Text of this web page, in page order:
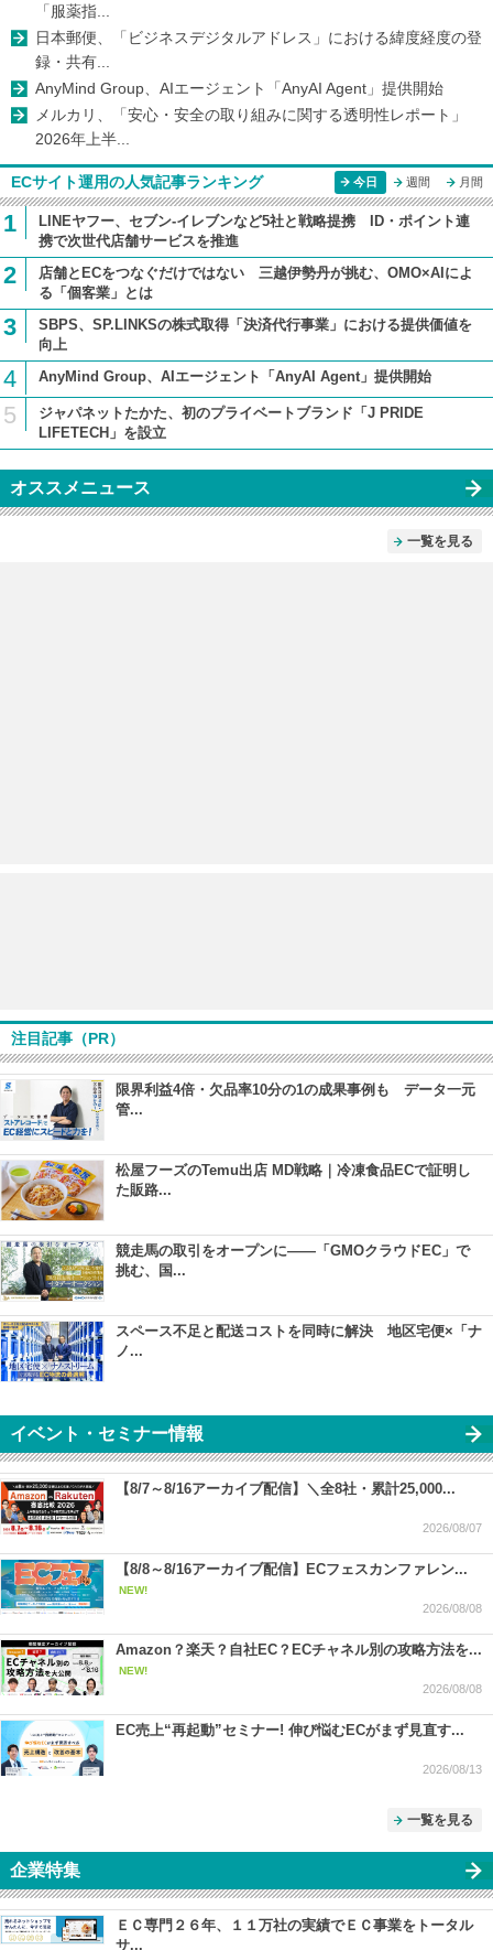
「服薬指...
日本郵便、「ビジネスデジタルアドレス」における緯度経度の登
録・共有...
AnyMind Group、AIエージェント「AnyAI Agent」提供開始
メルカリ、「安心・安全の取り組みに関する透明性レポート」
2026年上半...
ECサイト運用の人気記事ランキング 今日 週間 月間
1
LINEヤフー、セブン-イレブンなど5社と戦略提携 ID・ポイント連
携で次世代店舗サービスを推進
2
店舗とECをつなぐだけではない 三越伊勢丹が挑む、OMO×AIによ
る「個客業」とは
3
SBPS、SP.LINKSの株式取得「決済代行事業」における提供価値を
向上
4 AnyMind Group、AIエージェント「AnyAI Agent」提供開始
5
ジャパネットたかた、初のプライベートブランド「J PRIDE
LIFETECH」を設立
オススメニュース
一覧を見る
注目記事（PR）
限界利益4倍・欠品率10分の1の成果事例も データ一元
管...
松屋フーズのTemu出店 MD戦略｜冷凍食品ECで証明し
た販路...
競走馬の取引をオープンに――「GMOクラウドEC」で
挑む、国...
スペース不足と配送コストを同時に解決 地区宅便×「ナ
ノ...
イベント・セミナー情報
【8/7～8/16アーカイブ配信】＼全8社・累計25,000...
2026/08/07
【8/8～8/16アーカイブ配信】ECフェスカンファレン...
NEW!
2026/08/08
Amazon？楽天？自社EC？ECチャネル別の攻略方法を...
NEW!
2026/08/08
EC売上“再起動”セミナー! 伸び悩むECがまず見直す...
2026/08/13
一覧を見る
企業特集
ＥＣ専門２６年、１１万社の実績でＥＣ事業をトータル
サ...